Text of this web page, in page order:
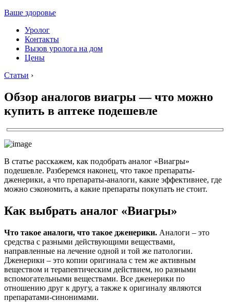
Ваше здоровье
Уролог
Контакты
Вызов уролога на дом
Цены
Статьи ›
Обзор аналогов виагры — что можно
купить в аптеке подешевле
В статье расскажем, как подобрать аналог «Виагры»
подешевле. Разберемся наконец, что такое препараты-
дженерики, а что препараты-аналоги, какие эффективнее, где
можно сэкономить, а какие препараты покупать не стоит.
Как выбрать аналог «Виагры»
Что такое аналоги, что такое дженерики. Аналоги – это
средства с разными действующими веществами,
направленные на лечение одной и той же патологии.
Дженерики – это копии оригинала с тем же активным
веществом и терапевтическим действием, но разными
вспомогательными веществами. Все дженерики по
отношению друг к другу, а также к оригиналу являются
препаратами-синонимами.